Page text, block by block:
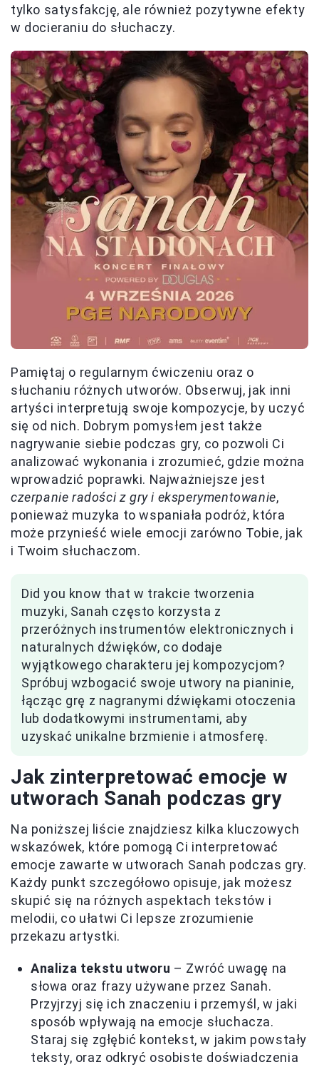
tylko satysfakcję, ale również pozytywne efekty
w docieraniu do słuchaczy.
Pamiętaj o regularnym ćwiczeniu oraz o
słuchaniu różnych utworów. Obserwuj, jak inni
artyści interpretują swoje kompozycje, by uczyć
się od nich. Dobrym pomysłem jest także
nagrywanie siebie podczas gry, co pozwoli Ci
analizować wykonania i zrozumieć, gdzie można
wprowadzić poprawki. Najważniejsze jest
czerpanie radości z gry i eksperymentowanie,
ponieważ muzyka to wspaniała podróż, która
może przynieść wiele emocji zarówno Tobie, jak
i Twoim słuchaczom.
Did you know that w trakcie tworzenia
muzyki, Sanah często korzysta z
przeróżnych instrumentów elektronicznych i
naturalnych dźwięków, co dodaje
wyjątkowego charakteru jej kompozycjom?
Spróbuj wzbogacić swoje utwory na pianinie,
łącząc grę z nagranymi dźwiękami otoczenia
lub dodatkowymi instrumentami, aby
uzyskać unikalne brzmienie i atmosferę.
Jak zinterpretować emocje w
utworach Sanah podczas gry
Na poniższej liście znajdziesz kilka kluczowych
wskazówek, które pomogą Ci interpretować
emocje zawarte w utworach Sanah podczas gry.
Każdy punkt szczegółowo opisuje, jak możesz
skupić się na różnych aspektach tekstów i
melodii, co ułatwi Ci lepsze zrozumienie
przekazu artystki.
Analiza tekstu utworu – Zwróć uwagę na
słowa oraz frazy używane przez Sanah.
Przyjrzyj się ich znaczeniu i przemyśl, w jaki
sposób wpływają na emocje słuchacza.
Staraj się zgłębić kontekst, w jakim powstały
teksty, oraz odkryć osobiste doświadczenia